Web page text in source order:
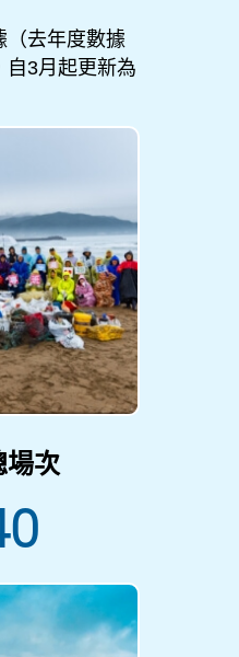
去年度數據
自3月起更新為
場次